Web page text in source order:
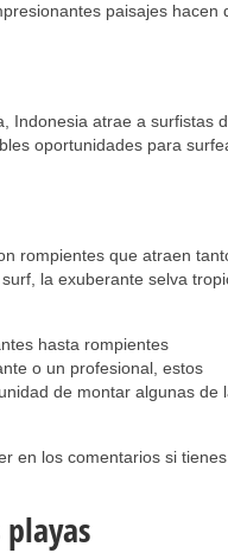
paisajes hacen
Indonesia atrae a surfistas
oportunidades para
rompientes que atraen
la exuberante selva
hasta rompientes
o un profesional, estos
de montar algunas de
en los comentarios si tienes